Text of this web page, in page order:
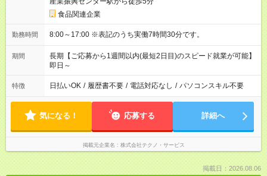
食品関連企業
勤務時間 8:00～17:00 ※表記のうち実働7時間30分です。
期間
長期【ご応募から1週間以内(最短2日目)のスピード就業が可能】
即日～
特徴 日払いOK / 履歴書不要 / 電話対応なし / パソコンスキル不要
気になる！ 応募する 詳細へ
掲載元企業名 株式会社テクノ・サービス
掲載日：2026.08.06